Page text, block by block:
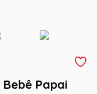
Papai